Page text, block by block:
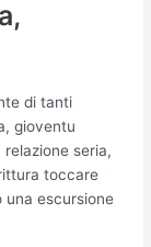
di tanti
gioventu
seria,
toccare
una escursione